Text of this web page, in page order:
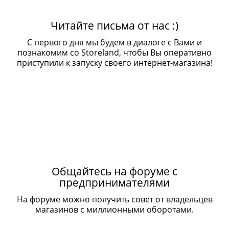
Читайте письма от нас :)
С первого дня мы будем в диалоге с Вами и
познакомим со Storeland, чтобы Вы оперативно
приступили к запуску своего интернет-магазина!
Общайтесь на форуме с
предпринимателями
На форуме можно получить совет от владельцев
магазинов с миллионными оборотами.